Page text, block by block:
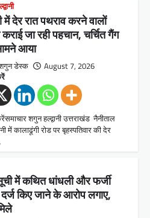
में देर रात पथराव करने वालों
जा रही पहचान, चर्चित गैंग
आया
डेस्क August 7, 2026
शगुन हल्द्वानी उत्तराखंड नैनीताल
में कालाढूंगी रोड पर बृहस्पतिवार की देर
में कथित धांधली और फर्जी
दर्ज किए जाने के आरोप लगाए,